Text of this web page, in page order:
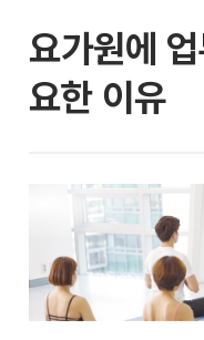
요가원에
요한 이유